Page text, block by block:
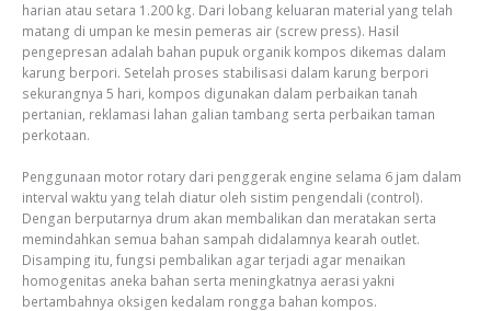
harian atau setara 1.200 kg. Dari lobang keluaran material yang telah
matang di umpan ke mesin pemeras air (screw press). Hasil
pengepresan adalah bahan pupuk organik kompos dikemas dalam
karung berpori. Setelah proses stabilisasi dalam karung berpori
sekurangnya 5 hari, kompos digunakan dalam perbaikan tanah
pertanian, reklamasi lahan galian tambang serta perbaikan taman
perkotaan.
Penggunaan motor rotary dari penggerak engine selama 6 jam dalam
interval waktu yang telah diatur oleh sistim pengendali (control).
Dengan berputarnya drum akan membalikan dan meratakan serta
memindahkan semua bahan sampah didalamnya kearah outlet.
Disamping itu, fungsi pembalikan agar terjadi agar menaikan
homogenitas aneka bahan serta meningkatnya aerasi yakni
bertambahnya oksigen kedalam rongga bahan kompos.